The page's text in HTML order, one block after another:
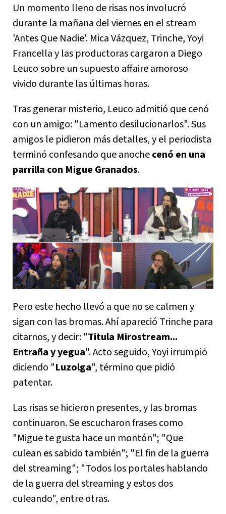
Un momento lleno de risas nos involucró
durante la mañana del viernes en el stream
'Antes Que Nadie'. Mica Vázquez, Trinche, Yoyi
Francella y las productoras cargaron a Diego
Leuco sobre un supuesto affaire amoroso
vivido durante las últimas horas.
Tras generar misterio, Leuco admitió que cenó
con un amigo: "Lamento desilucionarlos". Sus
amigos le pidieron más detalles, y el periodista
terminó confesando que anochecenó en una
parrilla con Migue Granados.
Pero este hecho llevó a que no se calmen y
sigan con las bromas. Ahí apareció Trinche para
citarnos, y decir: "Titula Mirostream...
Entraña y yegua". Acto seguido, Yoyi irrumpió
diciendo "Luzolga", término que pidió
patentar.
Las risas se hicieron presentes, y las bromas
continuaron. Se escucharon frases como
"Migue te gusta hace un montón"; "Que
culean es sabido también"; "El fin de la guerra
del streaming"; "Todos los portales hablando
de la guerra del streaming y estos dos
culeando", entre otras.